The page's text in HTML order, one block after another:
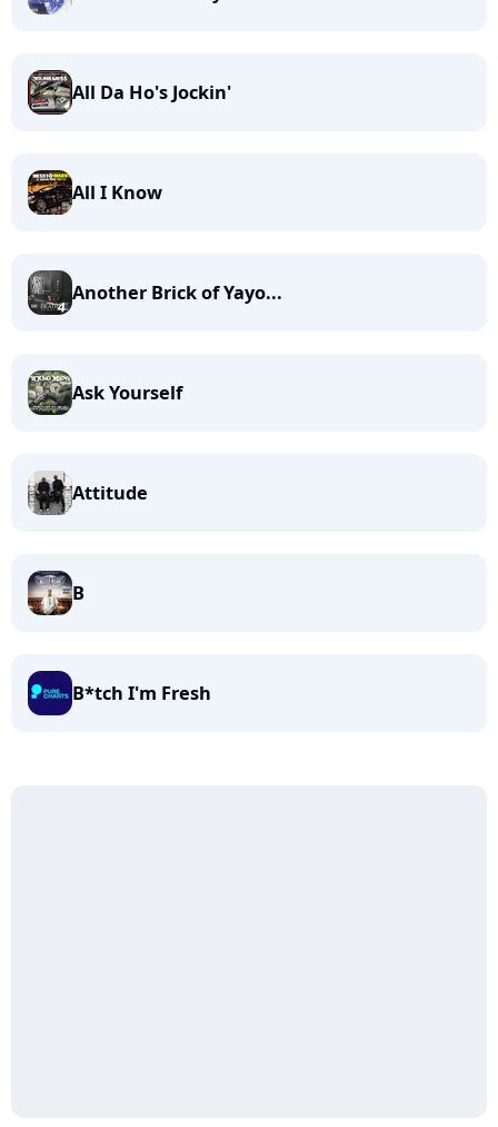
All Da Ho's Jockin'
All I Know
Another Brick of Yayo...
Ask Yourself
Attitude
B
B*tch I'm Fresh